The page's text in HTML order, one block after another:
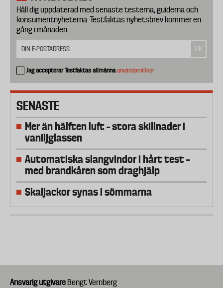
Håll dig uppdaterad med senaste testerna, guiderna och
konsumentnyheterna. Testfaktas nyhetsbrev kommer en
gång i månaden.
Jag accepterar Testfaktas allmännaanvändarvillkor
SENASTE
Mer än hälften luft – stora skillnader i
vaniljglassen
Automatiska slangvindor i hårt test –
med brandkåren som draghjälp
Skaljackor synas i sömmarna
Ansvarig utgivare Bengt Vernberg